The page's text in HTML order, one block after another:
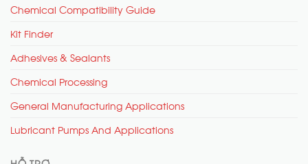
Chemical Compatibility Guide
Kit Finder
Adhesives & Sealants
Chemical Processing
General Manufacturing Applications
Lubricant Pumps And Applications